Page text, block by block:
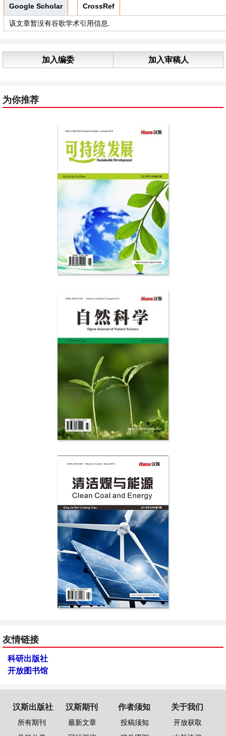
Google Scholar CrossRef
该文章暂没有谷歌学术引用信息.
加入编委 加入审稿人
为你推荐
友情链接
科研出版社
开放图书馆
汉斯出版社
所有期刊
汉斯期刊
最新文章
作者须知
投稿须知
关于我们
开放获取